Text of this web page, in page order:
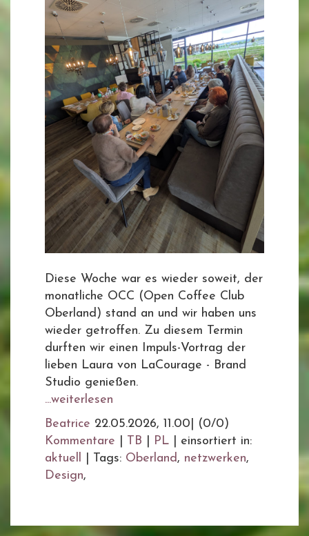
Diese Woche war es wieder soweit, der
monatliche OCC (Open Coffee Club
Oberland) stand an und wir haben uns
wieder getroffen. Zu diesem Termin
durften wir einen Impuls-Vortrag der
lieben Laura von LaCourage - Brand
Studio genießen.
...weiterlesen
Beatrice 22.05.2026, 11.00
(0/0)
Kommentare
TB PL
einsortiert in:
aktuell
Tags: Oberland, netzwerken,
Design,